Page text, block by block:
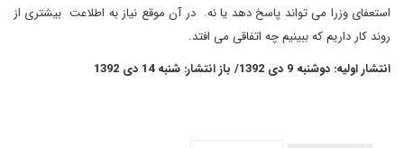
استعفای وزرا می تواند پاسخ دهد یا نه. در آن موقع نیاز به اطلاعت بیشتری از
روند کار داریم که ببینیم چه اتفاقی می افتد.
انتشار اولیه: دوشنبه 9 دی 1392/ باز انتشار: شنبه 14 دی 1392